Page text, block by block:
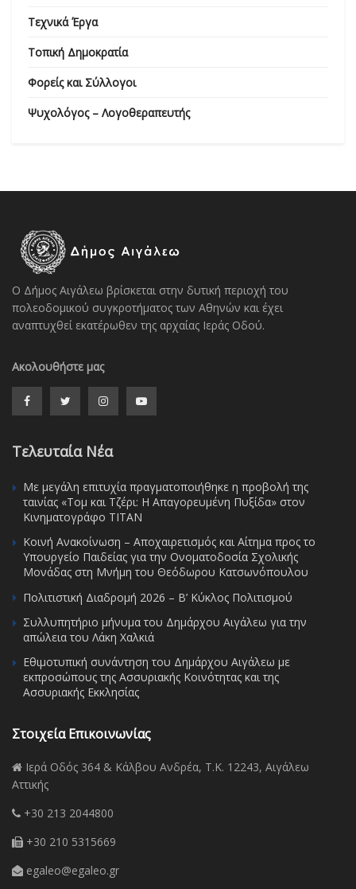
Τεχνικά Έργα
Τοπική Δημοκρατία
Φορείς και Σύλλογοι
Ψυχολόγος – Λογοθεραπευτής
Ο Δήμος Αιγάλεω βρίσκεται στην δυτική περιοχή του
πολεοδομικού συγκροτήματος των Αθηνών και έχει
αναπτυχθεί εκατέρωθεν της αρχαίας Ιεράς Οδού.
Ακολουθήστε μας
Τελευταία Νέα
Με μεγάλη επιτυχία πραγματοποιήθηκε η προβολή της
ταινίας «Τομ και Τζέρι: Η Απαγορευμένη Πυξίδα» στον
Κινηματογράφο ΤΙΤΑΝ
Κοινή Ανακοίνωση – Αποχαιρετισμός και Αίτημα προς το
Υπουργείο Παιδείας για την Ονοματοδοσία Σχολικής
Μονάδας στη Μνήμη του Θεόδωρου Κατσωνόπουλου
Πολιτιστική Διαδρομή 2026 – Β’ Κύκλος Πολιτισμού
Συλλυπητήριο μήνυμα του Δημάρχου Αιγάλεω για την
απώλεια του Λάκη Χαλκιά
Εθιμοτυπική συνάντηση του Δημάρχου Αιγάλεω με
εκπροσώπους της Ασσυριακής Κοινότητας και της
Ασσυριακής Εκκλησίας
Στοιχεία Επικοινωνίας
Ιερά Οδός 364 & Κάλβου Ανδρέα, Τ.Κ. 12243, Αιγάλεω
Αττικής
+30 213 2044800
+30 210 5315669
egaleo@egaleo.gr